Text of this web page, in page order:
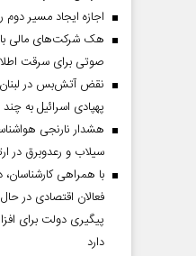
اجازه ایجاد مسیر
هک شرکت‌های مالی
صوتی برای سرقت
نقض آتش‌بس در
پهپادی اسرائیل به
سیلاب و رعدوبرق در
با همراهی
فعالان اقتصادی در
پیگیری دولت برای
دارد